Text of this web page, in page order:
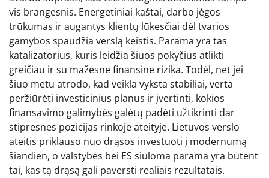
vis brangesnis. Energetiniai kaštai, darbo jėgos
trūkumas ir augantys klientų lūkesčiai dėl tvarios
gamybos spaudžia verslą keistis. Parama yra tas
katalizatorius, kuris leidžia šiuos pokyčius atlikti
greičiau ir su mažesne finansine rizika. Todėl, net jei
šiuo metu atrodo, kad veikla vyksta stabiliai, verta
peržiūrėti investicinius planus ir įvertinti, kokios
finansavimo galimybės galėtų padėti užtikrinti dar
stipresnes pozicijas rinkoje ateityje. Lietuvos verslo
ateitis priklauso nuo drąsos investuoti į modernumą
šiandien, o valstybės bei ES siūloma parama yra būtent
tai, kas tą drąsą gali paversti realiais rezultatais.